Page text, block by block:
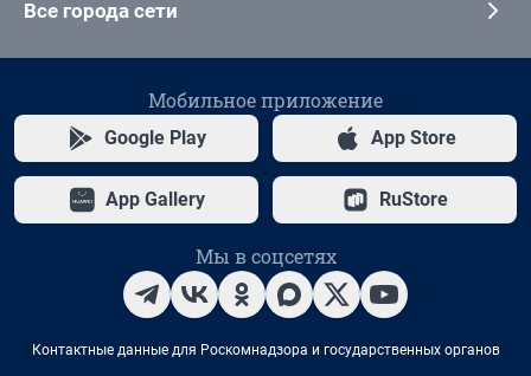
Все города сети
Мобильное приложение
Google Play App Store
App Gallery RuStore
Мы в соцсетях
Контактные данные для Роскомнадзора и государственных органов